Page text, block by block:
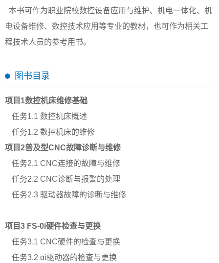
本书可作为职业院校数控设备应用与维护、机电一体化、机
电设备维修、数控技术应用等专业的教材，也可作为相关工
程技术人员的参考用书。
图书目录
项目 1数控机床维修基础
任务1.1 数控机床概述
任务1.2 数控机床的维修
项目 2普及型CNC故障诊断与维修
任务2.1 CNC连接的故障与维修
任务2.2 CNC诊断与报警的处理
任务2.3 驱动器故障的诊断与维修
项目 3 FS-0i硬件检查与更换
任务3.1 CNC硬件的检查与更换
任务3.2 αi驱动器的检查与更换